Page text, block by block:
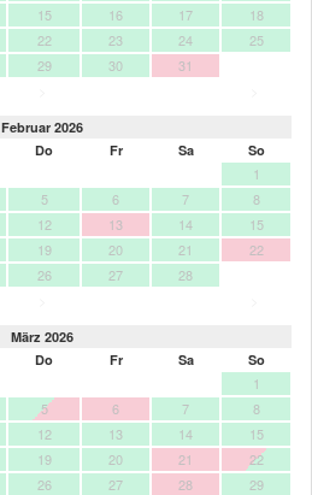
15 16 17
18
22 23 24
25
29 30
31
Februar 2026
Do Fr Sa So
1
5 6 7
8
12 13 14
15
19 20 21
22
26 27
28
März 2026
Do Fr Sa So
1
5 6 7
8
12 13 14
15
19 20 21
22
26 27 28
29